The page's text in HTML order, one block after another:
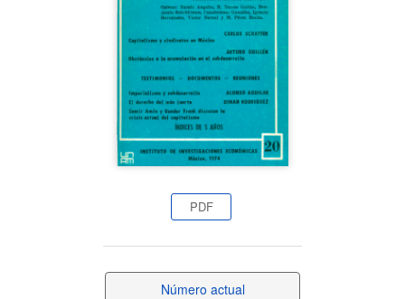
PDF
Número actual